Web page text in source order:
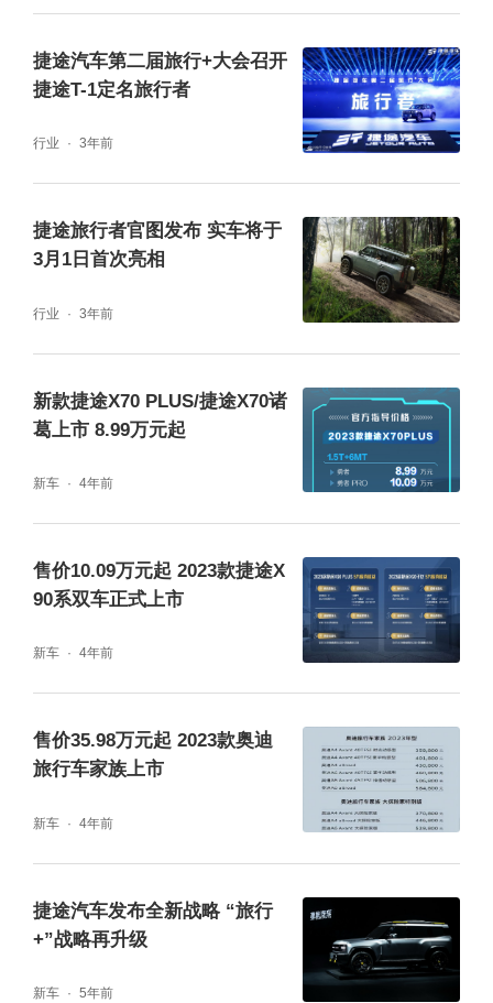
三大方向构建“旅行+”出行生态，通过“+好物、
+潮改、+权益、+驿站”四个维度，在全球布局
3000余座捷途驿站，链接360家联盟伙伴，将
从“捷途速度”到“冠军家族”，第四届旅行+大会
见证了捷途汽车的再一次进化。随着2026款捷
途汽车将继续深耕“旅行+”战略，以更强大的产
品矩阵和更完善的生态体验，与全球超200万
用户共同奔赴山海，让“我们都是旅行者”的愿
捷途汽车第二届旅行+大会召开
捷途T-1定名旅行者
行业 3年前
捷途旅行者官图发布 实车将于
3月1日首次亮相
行业 3年前
新款捷途X70 PLUS/捷途X70诸
葛上市 8.99万元起
新车 4年前
售价10.09万元起 2023款捷途X
90系双车正式上市
新车 4年前
售价35.98万元起 2023款奥迪
旅行车家族上市
新车 4年前
捷途汽车发布全新战略 “旅行
+”战略再升级
新车 5年前